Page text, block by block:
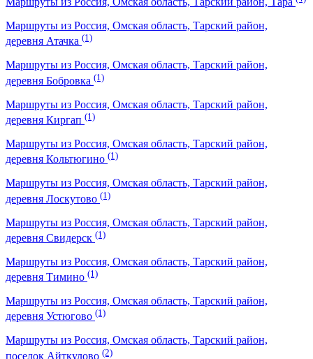
Маршруты из Россия, Омская область, Тарский район,
деревня Атачка (1)
Маршруты из Россия, Омская область, Тарский район,
деревня Бобровка (1)
Маршруты из Россия, Омская область, Тарский район,
деревня Киргап (1)
Маршруты из Россия, Омская область, Тарский район,
деревня Кольтюгино (1)
Маршруты из Россия, Омская область, Тарский район,
деревня Лоскутово (1)
Маршруты из Россия, Омская область, Тарский район,
деревня Свидерск (1)
Маршруты из Россия, Омская область, Тарский район,
деревня Тимино (1)
Маршруты из Россия, Омская область, Тарский район,
деревня Устюгово (1)
Маршруты из Россия, Омская область, Тарский район,
поселок Айткулово (2)